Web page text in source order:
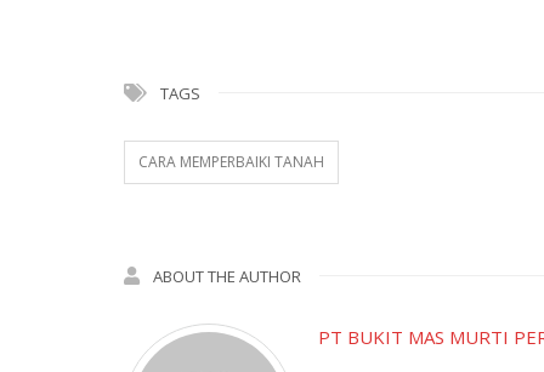
TAGS
CARA MEMPERBAIKI TANAH
ABOUT THE AUTHOR
PT BUKIT MAS MURTI